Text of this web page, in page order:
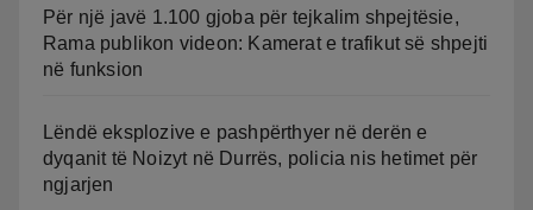
Për një javë 1.100 gjoba për tejkalim shpejtësie,
Rama publikon videon: Kamerat e trafikut së shpejti
në funksion
Lëndë eksplozive e pashpërthyer në derën e
dyqanit të Noizyt në Durrës, policia nis hetimet për
ngjarjen